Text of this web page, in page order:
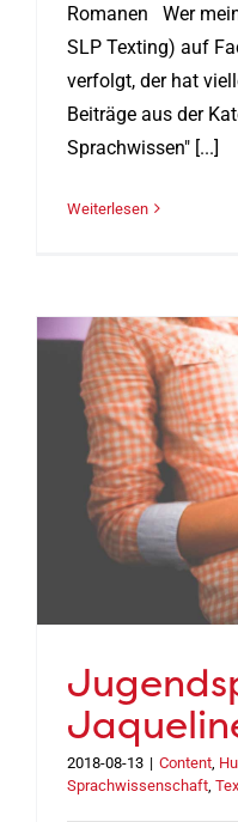
Romanen Wer
SLP Texting) auf
verfolgt, der hat
Beiträge aus der
Sprachwissen" [...]
Weiterlesen
2018-08-13 | Content,
Sprachwissenschaft,